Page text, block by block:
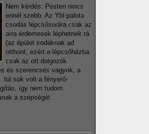
Nem kérdés: Pesten nincs
ennél szebb. Az Ybl-palota
csodás lépcsősorára csak az
arra érdemesek léphetnek rá
(az épület irodáknak ad
otthont, ezért a lépcsőházba
csak az ott dolgozók
és szerencsés vagyok, a
túl sok volt a fényerő-
így nem tudom
a szépségét